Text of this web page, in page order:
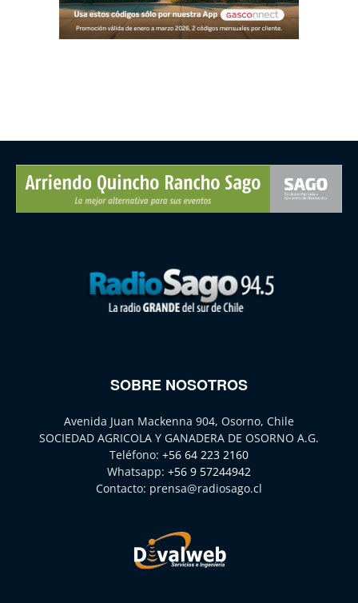
SOBRE NOSOTROS
Avenida Juan Mackenna 904, Osorno, Chile
SOCIEDAD AGRICOLA Y GANADERA DE OSORNO A.G.
Teléfono: +56 64 223 2160
Whatsapp: +56 9 57244942
Contacto: prensa@radiosago.cl